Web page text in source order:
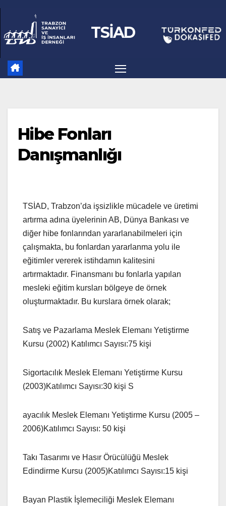
Skip
content
TSİAD
Hibe Fonları
Danışmanlığı
TSİAD, Trabzon’da işsizlikle mücadele ve üretimi
artırma adına üyelerinin AB, Dünya Bankası ve
diğer hibe fonlarından yararlanabilmeleri için
çalışmakta, bu fonlardan yararlanma yolu ile
eğitimler vererek istihdamın kalitesini
artırmaktadır. Finansmanı bu fonlarla yapılan
mesleki eğitim kursları bölgeye de örnek
oluşturmaktadır. Bu kurslara örnek olarak;
Satış ve Pazarlama Meslek Elemanı Yetiştirme
Kursu (2002) Katılımcı Sayısı:75 kişi
Sigortacılık Meslek Elemanı Yetiştirme Kursu
(2003)Katılımcı Sayısı:30 kişi S
ayacılık Meslek Elemanı Yetiştirme Kursu (2005 –
2006)Katılımcı Sayısı: 50 kişi
Takı Tasarımı ve Hasır Örücülüğü Meslek
Edindirme Kursu (2005)Katılımcı Sayısı:15 kişi
Bayan Plastik İşlemeciliği Meslek Elemanı